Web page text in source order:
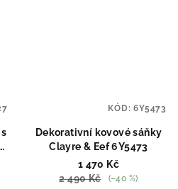
Dekorativní kovové sáňky
Clayre & Eef 6Y5473
1 470 Kč
2 490 Kč
(–40 %)
KÓD:6Y5473